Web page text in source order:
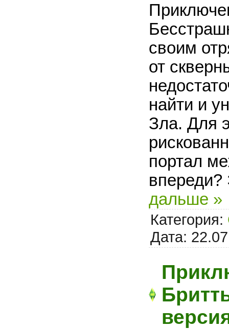
своим
от
найти и
Зла. Для
портал
впереди?
дальше »
Категория:
Дата: